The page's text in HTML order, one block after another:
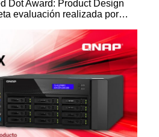
Dot Award: Product Design
evaluación realizada por…